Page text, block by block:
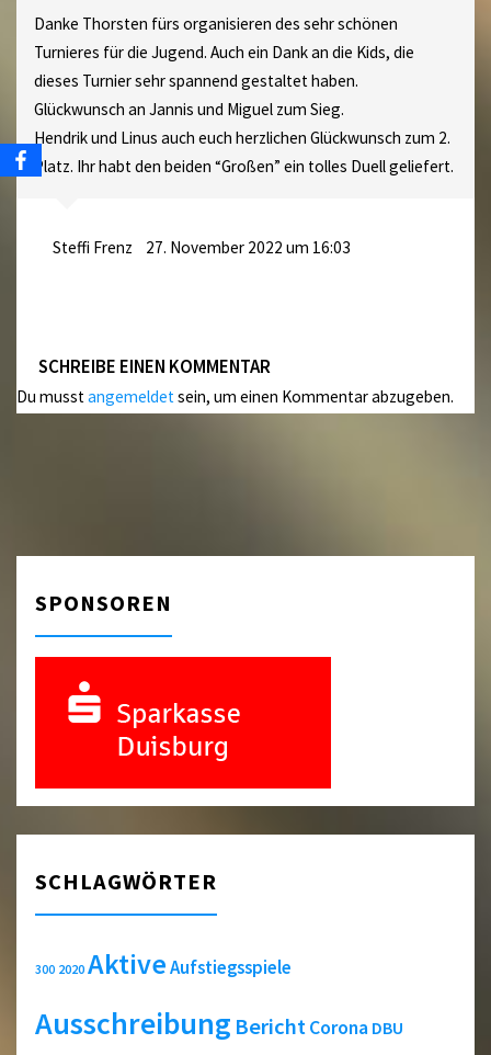
Danke Thorsten fürs organisieren des sehr schönen
Turnieres für die Jugend. Auch ein Dank an die Kids, die
dieses Turnier sehr spannend gestaltet haben.
Glückwunsch an Jannis und Miguel zum Sieg.
Hendrik und Linus auch euch herzlichen Glückwunsch zum 2.
Platz. Ihr habt den beiden “Großen” ein tolles Duell geliefert.
Steffi Frenz 27. November 2022 um 16:03
SCHREIBE EINEN KOMMENTAR
Du musstangemeldet sein, um einen Kommentar abzugeben.
SPONSOREN
SCHLAGWÖRTER
300 2020 AktiveAufstiegsspiele
Ausschreibung BerichtCorona DBU